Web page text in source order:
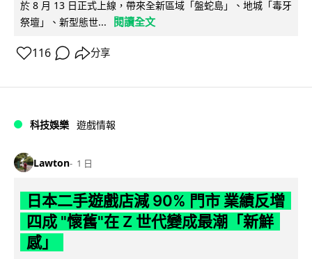
於 8 月 13 日正式上線，帶來全新區域「盤蛇島」、地城「毒牙
祭壇」、新型態世...
閱讀全文
116 分享
科技娛樂 遊戲情報
Lawton 1 日
日本二手遊戲店減 90% 門市 業績反增
四成 "懷舊"在 Z 世代變成最潮「新鮮
感」